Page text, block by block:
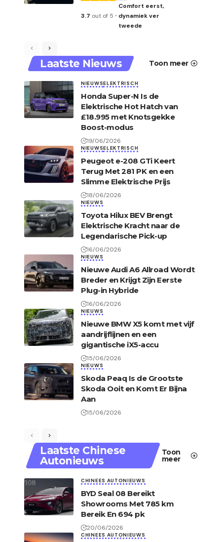
3.7 out of 5
Comfort eerst,
dynamiek ver
tweede
Laatste Nieuws Toon meer
NIEUWSELEKTRISCH
Honda Super-N Is de
Elektrische Hot Hatch van
£18.995 met Knotsgekke
Boost-modus
19/06/2026
NIEUWSELEKTRISCH
Peugeot e-208 GTi Keert
Terug Met 281 PK en een
Slimme Elektrische Prijs
18/06/2026
NIEUWS
Toyota Hilux BEV Brengt
Elektrische Kracht naar de
Legendarische Pick-up
16/06/2026
NIEUWS
Nieuwe Audi A6 Allroad Wordt
Breder en Krijgt Zijn Eerste
Plug-in Hybride
16/06/2026
NIEUWS
Nieuwe BMW X5 komt met vijf
aandrijflijnen en een
gigantische iX5-accu
15/06/2026
NIEUWS
Skoda Peaq Is de Grootste
Skoda Ooit en Komt Er Bijna
Aan
15/06/2026
Laatste Chinese
Autonieuws
Toon
meer
CHINEES AUTONIEUWS
BYD Seal 08 Bereikt
Showrooms Met 785 km
Bereik En 694 pk
20/06/2026
CHINEES AUTONIEUWS